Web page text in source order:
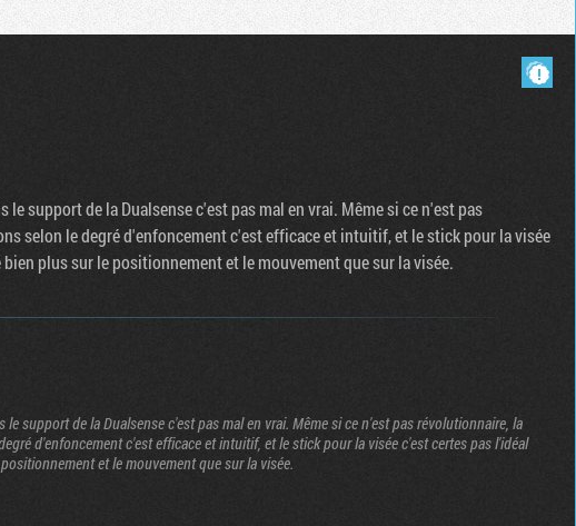
support de la Dualsense c'est pas mal en vrai. Même si ce n'est pas
selon le degré d'enfoncement c'est efficace et intuitif, et le stick pour la visée
plus sur le positionnement et le mouvement que sur la visée.
support de la Dualsense c'est pas mal en vrai. Même si ce n'est pas révolutionnaire, la
d'enfoncement c'est efficace et intuitif, et le stick pour la visée c'est certes pas l'idéal
et le mouvement que sur la visée.